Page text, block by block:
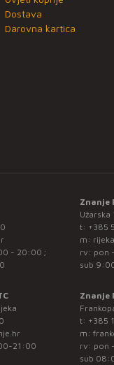
Dostava
Darovna kartica
- 20:00 ;
Znanje
Užarska
t: +385
m:
rv: pon
sub
21:00
Znanje
t: +385
m:
rv: pon
sub